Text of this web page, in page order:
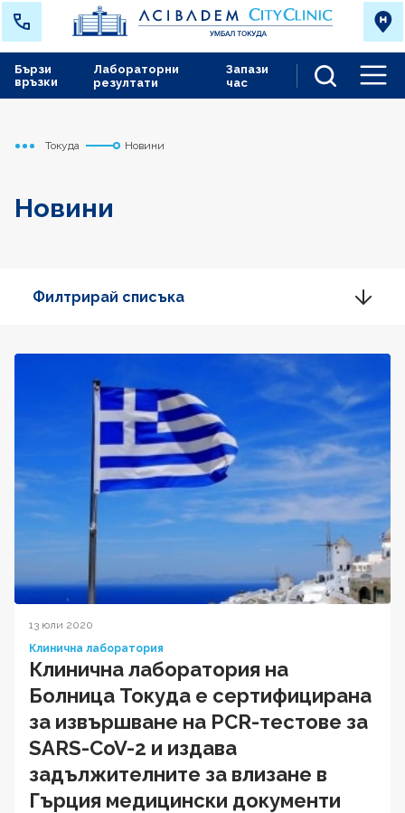
Лабораторни
резултати
Запази
час
Бързи
връзки
Начало
Токуда Новини
Новини
Филтрирай списъка
13 юли 2020
Клинична лаборатория
Клинична лаборатория на
Болница Токуда е сертифицирана
за извършване на PCR-тестове за
SARS-CoV-2 и издава
задължителните за влизане в
Гърция медицински документи